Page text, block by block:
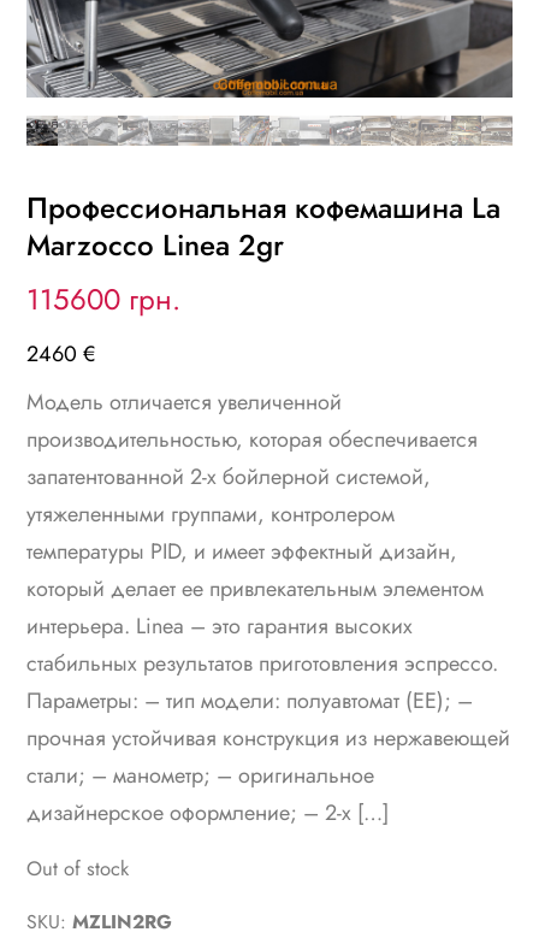
Профессиональная кофемашина La
Marzocco Linea 2gr
115600 грн.
2460 €
Модель отличается увеличенной
производительностью, которая обеспечивается
запатентованной 2-х бойлерной системой,
утяжеленными группами, контролером
температуры PID, и имеет эффектный дизайн,
который делает ее привлекательным элементом
интерьера. Linea – это гарантия высоких
стабильных результатов приготовления эспрессо.
Параметры: – тип модели: полуавтомат (ЕЕ); –
прочная устойчивая конструкция из нержавеющей
стали; – манометр; – оригинальное
дизайнерское оформление; – 2-х […]
Out of stock
SKU:MZLIN2RG